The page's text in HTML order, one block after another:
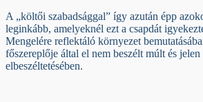
A „költői szabadsággal” így azután épp
leginkább, amelyeknél ezt a csapdát
Mengelére reflektáló környezet
főszereplője által el nem beszélt múlt és
elbeszéltetésében.